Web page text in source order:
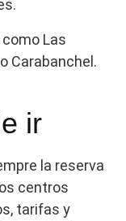
Las
Carabanchel.
ir
la reserva
centros
tarifas y